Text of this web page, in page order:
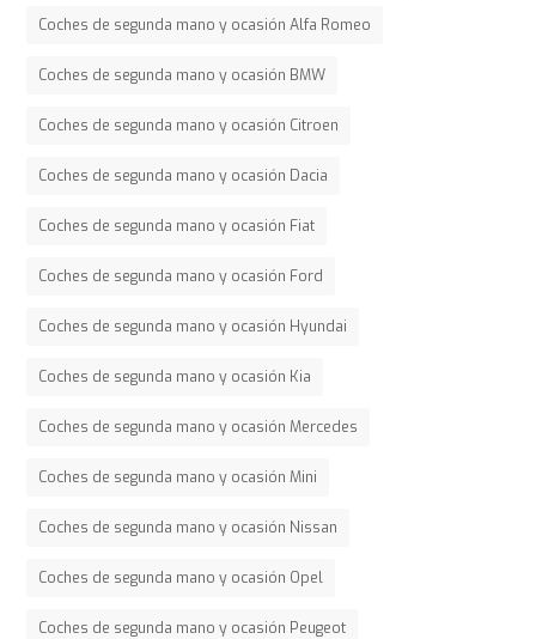
Coches de segunda mano y ocasión Alfa Romeo
Coches de segunda mano y ocasión BMW
Coches de segunda mano y ocasión Citroen
Coches de segunda mano y ocasión Dacia
Coches de segunda mano y ocasión Fiat
Coches de segunda mano y ocasión Ford
Coches de segunda mano y ocasión Hyundai
Coches de segunda mano y ocasión Kia
Coches de segunda mano y ocasión Mercedes
Coches de segunda mano y ocasión Mini
Coches de segunda mano y ocasión Nissan
Coches de segunda mano y ocasión Opel
Coches de segunda mano y ocasión Peugeot